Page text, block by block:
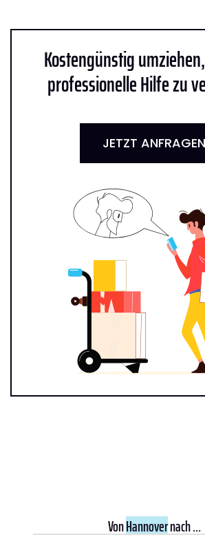
Kostengünstig
professionelle Hilfe zu
JETZT ANFRAGEN
VonHannovernach ...